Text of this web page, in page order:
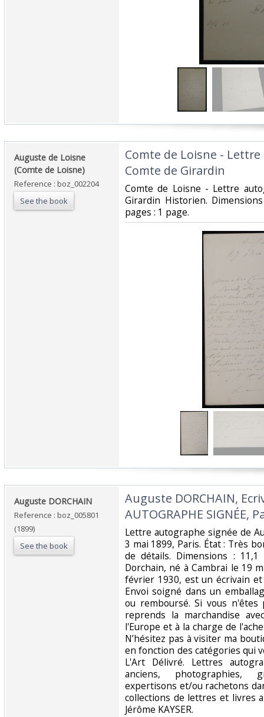
‎Auguste de Loisne
(Comte de Loisne)‎
Reference : boz_002204
See the book
‎Comte de Loisne -
Comte de Girardin‎
‎Comte de Loisne - Lettre
Girardin Historien.
pages : 1 page.‎
‎Auguste DORCHAIN‎
Reference : boz_005801
(1899)
See the book
‎Auguste DORCHAIN,
AUTOGRAPHE SIGNÉE,
‎Lettre autographe signée de
3 mai 1899, Paris. État : Très
de détails. Dimensions :
Dorchain, né à Cambrai le 19
février 1930, est un écrivain
Envoi soigné dans un
ou remboursé. Si vous
reprends la marchandise
l'Europe et à la charge de
N’hésitez pas à visiter ma
en fonction des catégories qui
L'Art Délivré. Lettres
anciens, photographies,
expertisons et/ou rachetons
collections de lettres et livres
Jérôme KAYSER.‎